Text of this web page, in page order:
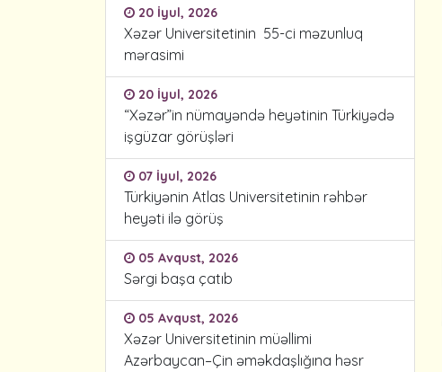
20 İyul, 2026
Xəzər Universitetinin 55-ci məzunluq
mərasimi
20 İyul, 2026
“Xəzər”in nümayəndə heyətinin Türkiyədə
işgüzar görüşləri
07 İyul, 2026
Türkiyənin Atlas Universitetinin rəhbər
heyəti ilə görüş
05 Avqust, 2026
Sərgi başa çatıb
05 Avqust, 2026
Xəzər Universitetinin müəllimi
Azərbaycan–Çin əməkdaşlığına həsr